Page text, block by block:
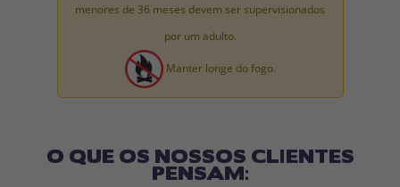
menores de 36 meses devem ser supervisionados
por um adulto.
Manter longe do fogo.
O QUE OS NOSSOS CLIENTES
PENSAM: